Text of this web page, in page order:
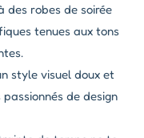
des robes de soirée
tenues aux tons
style visuel doux et
de design